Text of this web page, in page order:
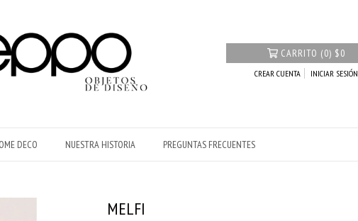
CARRITO (0) $0
CREAR CUENTA INICIAR SESIÓN
DECO NUESTRA HISTORIA PREGUNTAS FRECUENTES
MELFI